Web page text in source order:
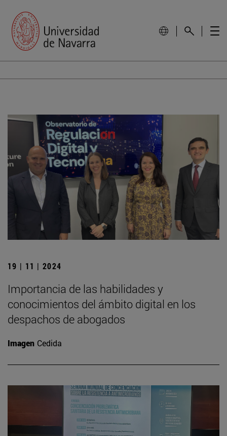
19 | 11 | 2024
Importancia de las habilidades y
conocimientos del ámbito digital en los
despachos de abogados
Imagen Cedida